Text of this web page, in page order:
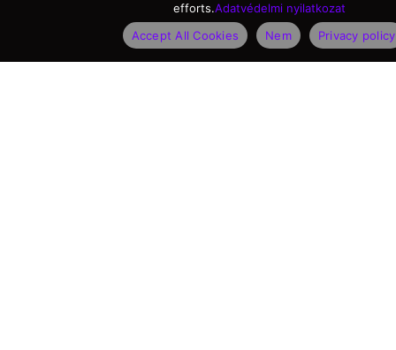
efforts.Adatvédelmi nyilatkozat
Accept All Cookies
Nem Privacy policy